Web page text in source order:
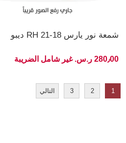
شمعة نور يارس RH 21-18 ديبو
280٫00 ر.س.‏ غير شامل الضريبة
1
2
3 التالي